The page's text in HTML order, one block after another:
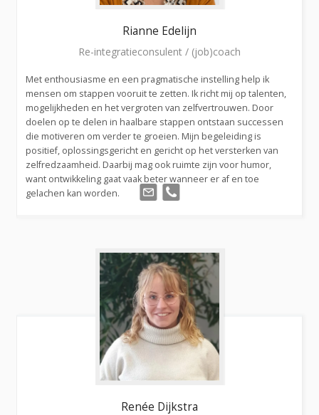
Rianne Edelijn
Re-integratieconsulent / (job)coach
Met enthousiasme en een pragmatische instelling help ik
mensen om stappen vooruit te zetten. Ik richt mij op talenten,
mogelijkheden en het vergroten van zelfvertrouwen. Door
doelen op te delen in haalbare stappen ontstaan successen
die motiveren om verder te groeien. Mijn begeleiding is
positief, oplossingsgericht en gericht op het versterken van
zelfredzaamheid. Daarbij mag ook ruimte zijn voor humor,
want ontwikkeling gaat vaak beter wanneer er af en toe
gelachen kan worden.
Renée Dijkstra